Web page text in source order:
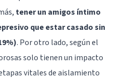
tener un amigos íntimo
que estar casado sin
. Por otro lado, según el
solo tienen un impacto
vitales de aislamiento